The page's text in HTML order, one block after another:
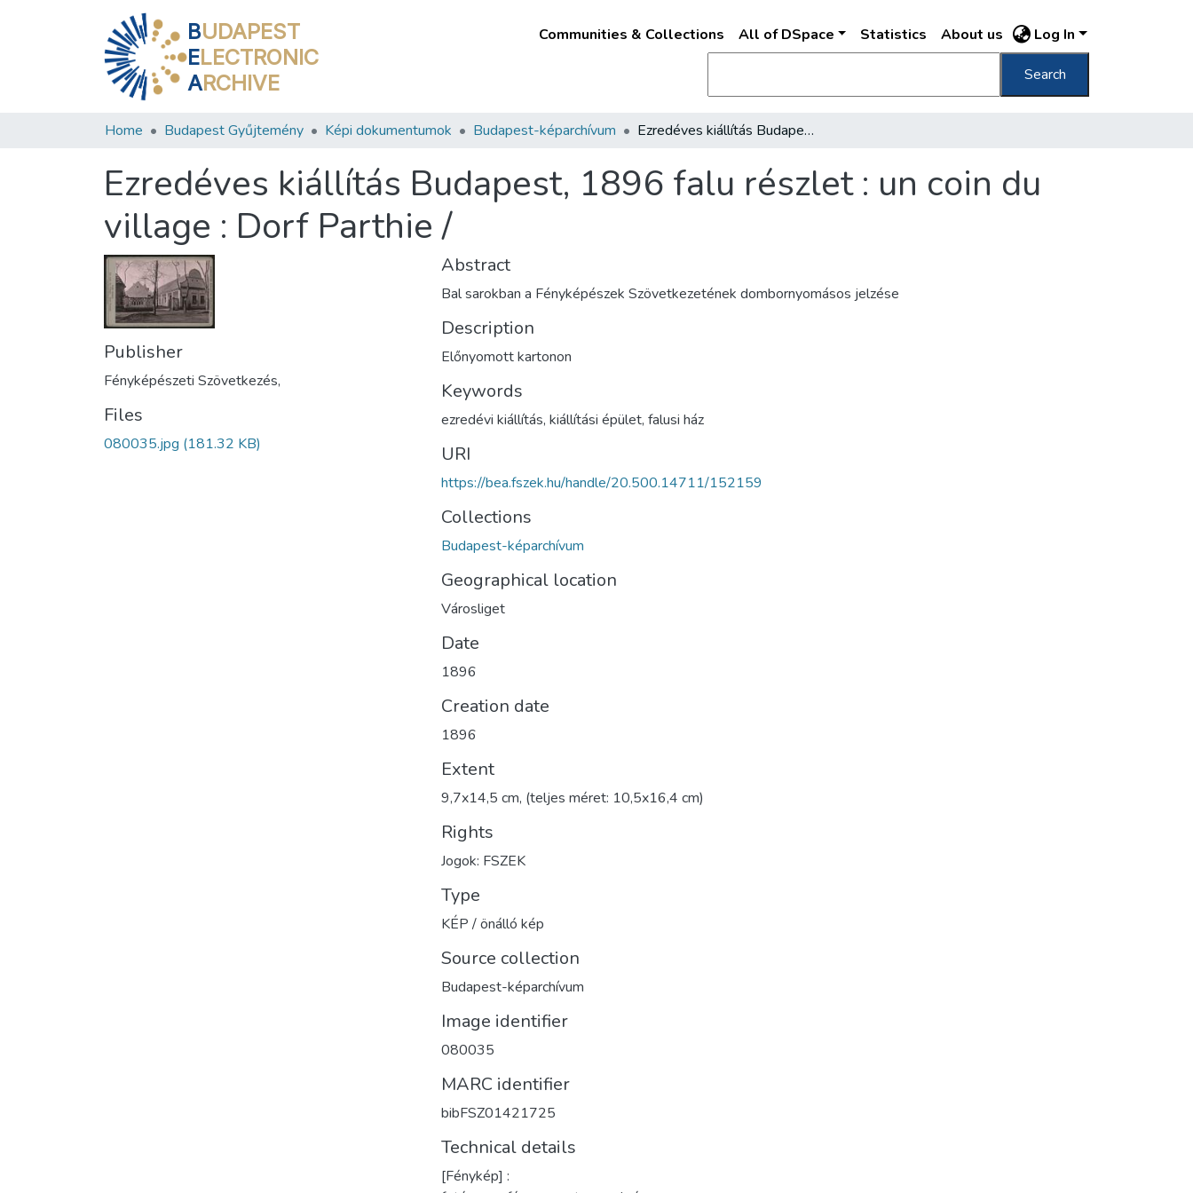
BUDAPEST
ELECTRONIC
ARCHIVE
Communities & Collections All of DSpace Statistics About us Log In
Search
Home Budapest Gyűjtemény Képi dokumentumok Budapest-képarchívum Ezredéves kiállítás Budapest, 1896 falu részlet : un coin du village : Dorf Parthie /
Ezredéves kiállítás Budapest, 1896 falu részlet : un coin du
village : Dorf Parthie /
Publisher
Fényképészeti Szövetkezés,
Files
080035.jpg (181.32 KB)
Abstract
Bal sarokban a Fényképészek Szövetkezetének dombornyomásos jelzése
Description
Előnyomott kartonon
Keywords
ezredévi kiállítás, kiállítási épület, falusi ház
URI
https://bea.fszek.hu/handle/20.500.14711/152159
Collections
Budapest-képarchívum
Geographical location
Városliget
Date
1896
Creation date
1896
Extent
9,7x14,5 cm, (teljes méret: 10,5x16,4 cm)
Rights
Jogok: FSZEK
Type
KÉP / önálló kép
Source collection
Budapest-képarchívum
Image identifier
080035
MARC identifier
bibFSZ01421725
Technical details
[Fénykép] :